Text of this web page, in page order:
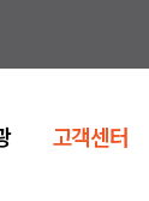
고객센터